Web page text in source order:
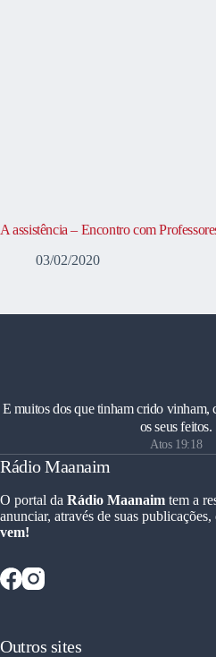
A assistência – Encontro com
03/02/2020
E muitos dos que tinham crido vinham,
os seus feitos.
Atos 19:18
Rádio Maanaim
O portal da Rádio Maanaim tem a
anunciar, através de suas publicações,
vem!
Outros sites